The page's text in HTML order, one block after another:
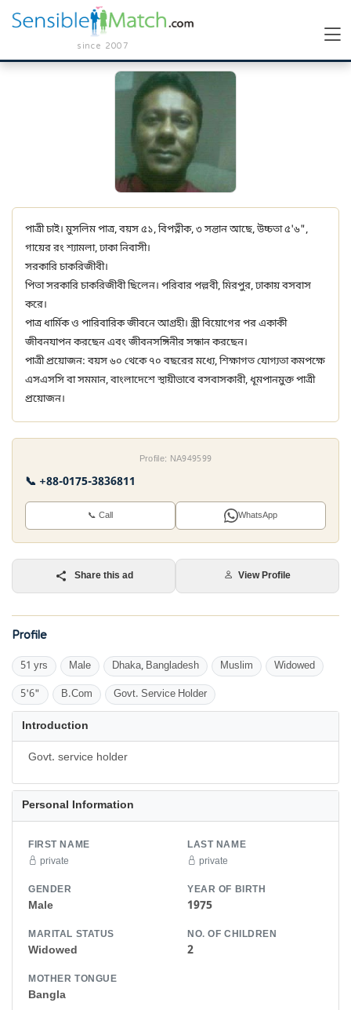
since 2007
পাত্রী চাই। মুসলিম পাত্র, বয়স ৫১, বিপত্নীক, ৩ সন্তান আছে, উচ্চতা ৫'৬",
গায়ের রং শ্যামলা, ঢাকা নিবাসী।
সরকারি চাকরিজীবী।
পিতা সরকারি চাকরিজীবী ছিলেন। পরিবার পল্লবী, মিরপুর, ঢাকায় বসবাস
করে।
পাত্র ধার্মিক ও পারিবারিক জীবনে আগ্রহী। স্ত্রী বিয়োগের পর একাকী
জীবনযাপন করছেন এবং জীবনসঙ্গিনীর সন্ধান করছেন।
পাত্রী প্রয়োজন: বয়স ৬০ থেকে ৭০ বছরের মধ্যে, শিক্ষাগত যোগ্যতা কমপক্ষে
এসএসসি বা সমমান, বাংলাদেশে স্থায়ীভাবে বসবাসকারী, ধূমপানমুক্ত পাত্রী
প্রয়োজন।
Profile: NA949599
📞 +88-0175-3836811
📞 Call WhatsApp
Share this ad View Profile
Profile
51 yrs Male Dhaka, Bangladesh Muslim Widowed
5'6" B.Com Govt. Service Holder
Introduction
Govt. service holder
Personal Information
FIRST NAME
private
LAST NAME
private
GENDER
Male
YEAR OF BIRTH
1975
MARITAL STATUS
Widowed
NO. OF CHILDREN
2
MOTHER TONGUE
Bangla